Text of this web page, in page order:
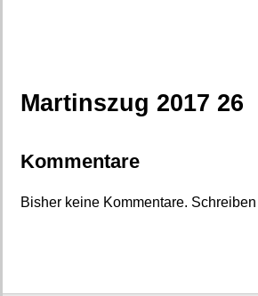
Martinszug 2017 26
Kommentare
Bisher keine Kommentare.